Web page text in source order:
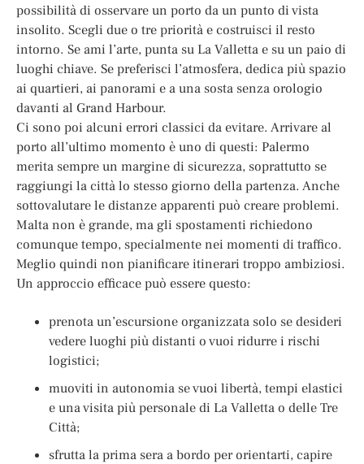
possibilità di osservare un porto da un punto di vista
insolito. Scegli due o tre priorità e costruisci il resto
intorno. Se ami l’arte, punta su La Valletta e su un paio di
luoghi chiave. Se preferisci l’atmosfera, dedica più spazio
ai quartieri, ai panorami e a una sosta senza orologio
davanti al Grand Harbour.
Ci sono poi alcuni errori classici da evitare. Arrivare al
porto all’ultimo momento è uno di questi: Palermo
merita sempre un margine di sicurezza, soprattutto se
raggiungi la città lo stesso giorno della partenza. Anche
sottovalutare le distanze apparenti può creare problemi.
Malta non è grande, ma gli spostamenti richiedono
comunque tempo, specialmente nei momenti di traffico.
Meglio quindi non pianificare itinerari troppo ambiziosi.
Un approccio efficace può essere questo:
prenota un’escursione organizzata solo se desideri
vedere luoghi più distanti o vuoi ridurre i rischi
logistici;
muoviti in autonomia se vuoi libertà, tempi elastici
e una visita più personale di La Valletta o delle Tre
Città;
sfrutta la prima sera a bordo per orientarti, capire